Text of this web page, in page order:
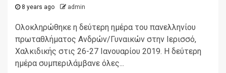
8 years ago admin
Ολοκληρώθηκε η δεύτερη ημέρα του πανελληνίου
πρωταθλήματος Ανδρών/Γυναικών στην Ιερισσό,
Χαλκιδικής στις 26-27 Ιανουαρίου 2019. Η δεύτερη
ημέρα συμπεριλάμβανε όλες...